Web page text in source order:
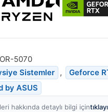
5070
Sistemler , Geforce
by ASUS
hakkında detaylı bilgi için